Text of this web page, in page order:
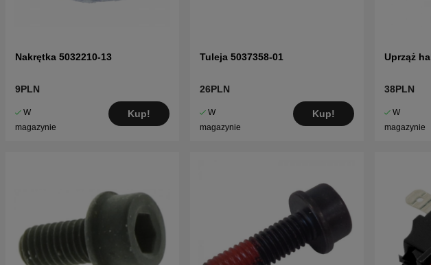
Nakrętka 5032210-13
9PLN
W
magazynie
Kup!
Tuleja 5037358-01
26PLN
W
magazynie
Kup!
Uprząż
38PLN
W
magazynie